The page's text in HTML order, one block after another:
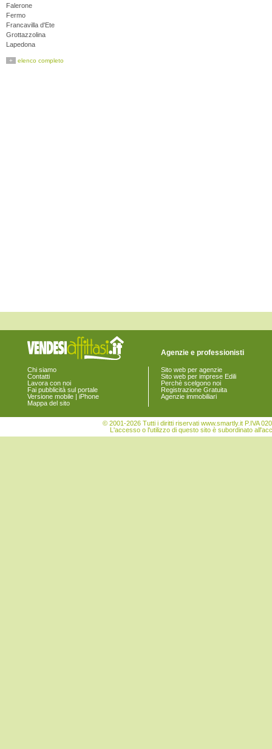
Falerone
Fermo
Francavilla d'Ete
Grottazzolina
Lapedona
Massa Fermana
Torre San Patrizio
+ elenco completo
Chi siamo
Contatti
Lavora con noi
Fai pubblicità sul portale
Versione mobile | iPhone
Mappa del sito
Agenzie e professionisti
Sito web per agenzie
Sito web per imprese Edili
Perchè scelgono noi
Registrazione Gratuita
Agenzie immobiliari
© 2001-2026 Tutti i diritti riservati www.smartly.it P.IVA
L'accesso o l'utilizzo di questo sito è subordinato